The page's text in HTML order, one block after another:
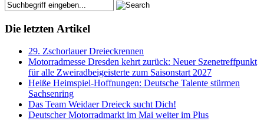
Die letzten Artikel
29. Zschorlauer Dreieckrennen
Motorradmesse Dresden kehrt zurück: Neuer Szenetreffpunkt
für alle Zweiradbeigeisterte zum Saisonstart 2027
Heiße Heimspiel-Hoffnungen: Deutsche Talente stürmen
Sachsenring
Das Team Weidaer Dreieck sucht Dich!
Deutscher Motorradmarkt im Mai weiter im Plus